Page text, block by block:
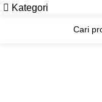
Kategori
Jasa